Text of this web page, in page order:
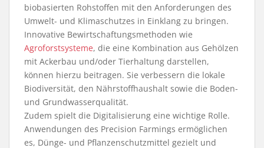
biobasierten Rohstoffen mit den Anforderungen des
Umwelt- und Klimaschutzes in Einklang zu bringen.
Innovative Bewirtschaftungsmethoden wie
Agroforstsysteme, die eine Kombination aus Gehölzen
mit Ackerbau und/oder Tierhaltung darstellen,
können hierzu beitragen. Sie verbessern die lokale
Biodiversität, den Nährstoffhaushalt sowie die Boden-
und Grundwasserqualität.
Zudem spielt die Digitalisierung eine wichtige Rolle.
Anwendungen des Precision Farmings ermöglichen
es, Dünge- und Pflanzenschutzmittel gezielt und